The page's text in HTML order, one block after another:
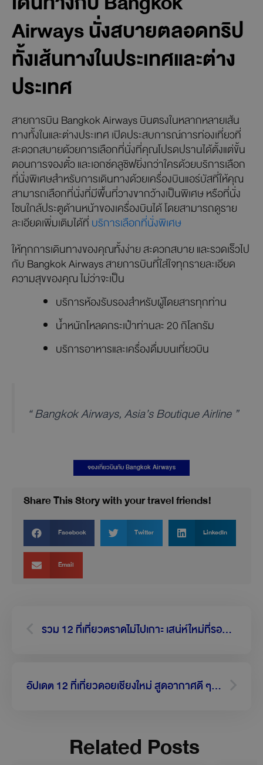
Airways นั่งสบายตลอดทริป
ทั้งเส้นทางในประเทศและต่าง
ประเทศ
สายการบิน Bangkok Airways บินตรงในหลากหลายเส้น
ทางทั้งในและต่างประเทศ เปิดประสบการณ์การท่องเที่ยวที่
สะดวกสบายด้วยการเลือกที่นั่งที่คุณโปรดปรานได้ตั้งแต่ขั้น
ตอนการจองตั๋ว และเอกซ์คลูซิฟยิ่งกว่าใครด้วยบริการเลือก
ที่นั่งพิเศษสำหรับการเดินทางด้วยเครื่องบินแอร์บัสที่ให้คุณ
สามารถเลือกที่นั่งที่มีพื้นที่วางขากว้างเป็นพิเศษ หรือที่นั่ง
โซนใกล้ประตูด้านหน้าของเครื่องบินได้ โดยสามารถดูราย
ละเอียดเพิ่มเติมได้ที่บริการเลือกที่นั่งพิเศษ
ให้ทุกการเดินทางของคุณทั้งง่าย สะดวกสบาย และรวดเร็วไป
กับ Bangkok Airways สายการบินที่ใส่ใจทุกรายละเอียด
ความสุขของคุณ ไม่ว่าจะเป็น
บริการห้องรับรองสำหรับผู้โดยสารทุกท่าน
น้ำหนักโหลดกระเป๋าท่านละ 20 กิโลกรัม
บริการอาหารและเครื่องดื่มบนเที่ยวบิน
“ Bangkok Airways, Asia’s Boutique Airline ”
จองเที่ยวบินกับ Bangkok Airways
Share This Story with your travel friends!
Facebook Twitter LinkedIn
Email
รวม 12 ที่เที่ยวตราดไม่ไปเกาะ เสน่ห์ใหม่ที่รอคุณไปสัมผัส
อัปเดต 12 ที่เที่ยวดอยเชียงใหม่ สูดอากาศดี ๆ รับพลังบวก ให้ใจฟู
Related Posts